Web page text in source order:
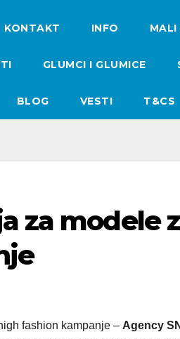
KONTAKT INFO
GLUMCI I GLUMICE
BLOG VESTI T&CS
za modele
fashion kampanje – Agency